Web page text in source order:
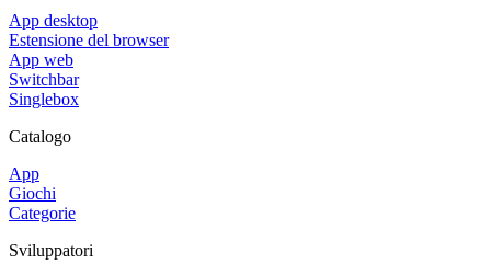
App desktop
Estensione del browser
App web
Switchbar
Singlebox
Catalogo
App
Giochi
Categorie
Sviluppatori